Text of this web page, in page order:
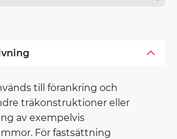
till förankring och
träkonstruktioner eller
av exempelvis
För fastsättning